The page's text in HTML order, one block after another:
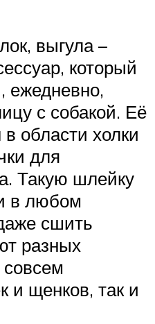
выгула –
который
ежедневно,
с собакой. Её
области холки
для
Такую шлейку
в любом
сшить
разных
и щенков, так и